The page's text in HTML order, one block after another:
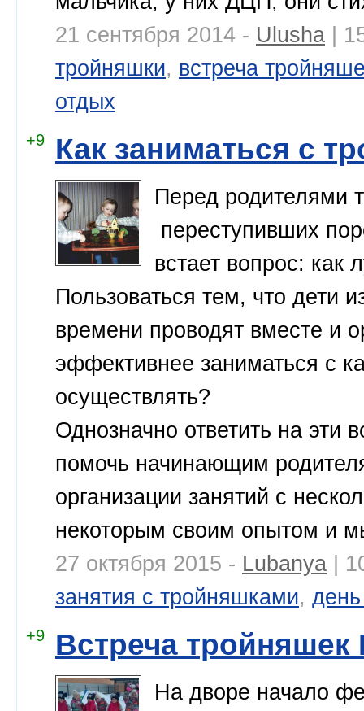
21 сентября 2014 - Ulusha |
тройняшки, встреча
отдых
+9 Как заниматься с
Перед родителями
переступивших
встает вопрос:
Пользоваться тем, что дети
времени проводят вместе и
эффективнее заниматься с
осуществлять?
Однозначно ответить на эти
помочь начинающим
организации занятий с
некоторым своим опытом и
27 октября 2015 - Lubanya |
занятия с тройняшками,
+9 Встреча
На дворе начало